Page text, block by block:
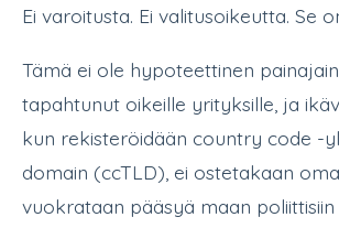
Ei varoitusta. Ei valitusoikeutta. Se
Tämä ei ole hypoteettinen
tapahtunut oikeille yrityksille, ja
kun rekisteröidään country code -
domain (ccTLD), ei ostetakaan
vuokrataan pääsyä maan poliittisiin